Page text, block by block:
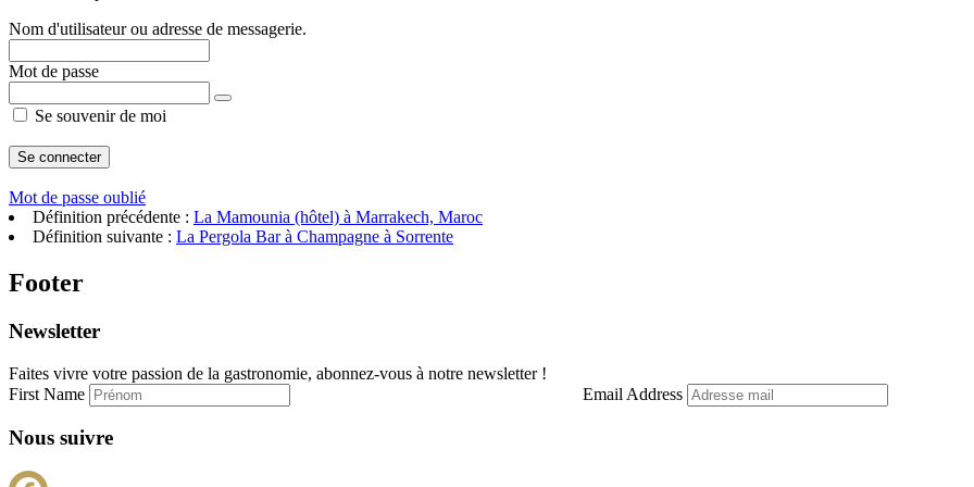
Nom d'utilisateur ou adresse de messagerie.
Mot de passe
Se souvenir de moi
Mot de passe oublié
Définition précédente : La Mamounia (hôtel) à Marrakech, Maroc
Définition suivante : La Pergola Bar à Champagne à Sorrente
Footer
Newsletter
Faites vivre votre passion de la gastronomie, abonnez-vous à notre newsletter !
First Name
Email Address
Nous suivre